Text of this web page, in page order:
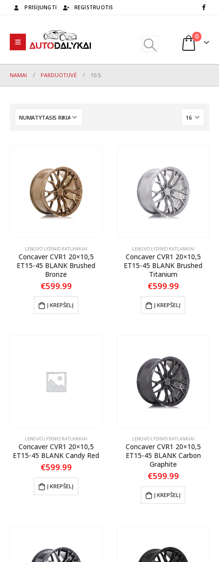
PRISIJUNGTI REGISTRUOTIS
0
NAMAI PARDUOTUVĖ 10.5
LENGVO LYDINIO RATLANKIAI
Concaver CVR1 20×10,5
ET15-45 BLANK Brushed
Bronze
€599.99
Į KREPŠELĮ
LENGVO LYDINIO RATLANKIAI
Concaver CVR1 20×10,5
ET15-45 BLANK Brushed
Titanium
€599.99
Į KREPŠELĮ
LENGVO LYDINIO RATLANKIAI
Concaver CVR1 20×10,5
ET15-45 BLANK Candy Red
€599.99
Į KREPŠELĮ
LENGVO LYDINIO RATLANKIAI
Concaver CVR1 20×10,5
ET15-45 BLANK Carbon
Graphite
€599.99
Į KREPŠELĮ